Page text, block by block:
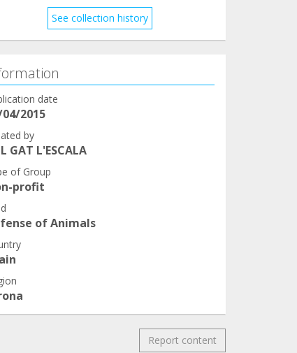
See collection history
date
2015
by
GAT L'ESCALA
of Group
profit
of Animals
Report content